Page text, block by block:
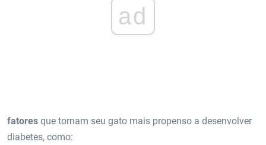
ad
fatores que tornam seu gato mais propenso a desenvolver
diabetes, como: